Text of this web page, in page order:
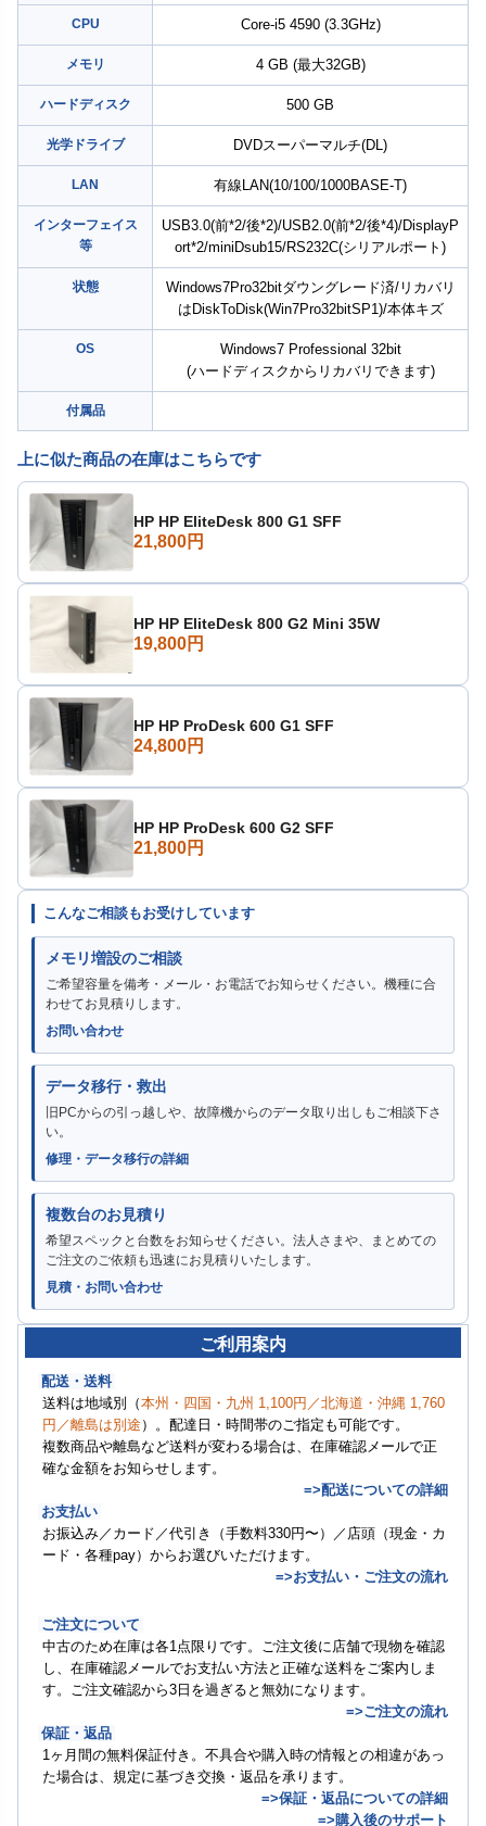
CPU Core-i5 4590 (3.3GHz)
メモリ 4 GB (最大32GB)
ハードディスク 500 GB
光学ドライブ DVDスーパーマルチ(DL)
LAN 有線LAN(10/100/1000BASE-T)
インターフェイス
等
USB3.0(前*2/後*2)/USB2.0(前*2/後*4)/DisplayP
ort*2/miniDsub15/RS232C(シリアルポート)
状態
Windows7Pro32bitダウングレード済/リカバリ
はDiskToDisk(Win7Pro32bitSP1)/本体キズ
OS
Windows7 Professional 32bit
(ハードディスクからリカバリできます)
付属品
上に似た商品の在庫はこちらです
HP HP EliteDesk 800 G1 SFF
21,800円
HP HP EliteDesk 800 G2 Mini 35W
19,800円
HP HP ProDesk 600 G1 SFF
24,800円
HP HP ProDesk 600 G2 SFF
21,800円
こんなご相談もお受けしています
メモリ増設のご相談
ご希望容量を備考・メール・お電話でお知らせください。機種に合
わせてお見積りします。
お問い合わせ
データ移行・救出
旧PCからの引っ越しや、故障機からのデータ取り出しもご相談下さ
い。
修理・データ移行の詳細
複数台のお見積り
希望スペックと台数をお知らせください。法人さまや、まとめての
ご注文のご依頼も迅速にお見積りいたします。
見積・お問い合わせ
ご利用案内
配送・送料
送料は地域別（本州・四国・九州 1,100円／北海道・沖縄 1,760
円／離島は別途 ）。配達日・時間帯のご指定も可能です。
複数商品や離島など送料が変わる場合は、在庫確認メールで正
確な金額をお知らせします。
=>配送についての詳細
お支払い
お振込み／カード／代引き（手数料330円〜）／店頭（現金・カ
ード・各種pay）からお選びいただけます。
=>お支払い・ご注文の流れ
ご注文について
中古のため在庫は各1点限りです。ご注文後に店舗で現物を確認
し、在庫確認メールでお支払い方法と正確な送料をご案内しま
す。ご注文確認から3日を過ぎると無効になります。
=>ご注文の流れ
保証・返品
1ヶ月間の無料保証付き。不具合や購入時の情報との相違があっ
た場合は、規定に基づき交換・返品を承ります。
=>保証・返品についての詳細
=>購入後のサポート